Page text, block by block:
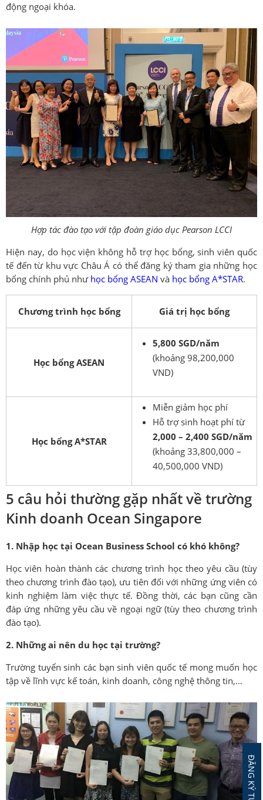
động ngoại khóa.
Hợp tác đào tạo với tập đoàn giáo dục Pearson LCCI
Hiện nay, do học viện không hỗ trợ học bổng, sinh viên quốc
tế đến từ khu vực Châu Á có thể đăng ký tham gia những học
bổng chính phủ như học bổng ASEAN và học bổng A*STAR.
Chương trình học bổng Giá trị học bổng
Học bổng ASEAN
5,800 SGD/năm
(khoảng 98,200,000
VND)
Học bổng A*STAR
Miễn giảm học phí
Hỗ trợ sinh hoạt phí từ
2,000 – 2,400 SGD/năm
(khoảng 33,800,000 –
40,500,000 VND)
5 câu hỏi thường gặp nhất về trường
Kinh doanh Ocean Singapore
1. Nhập học tại Ocean Business School có khó không?
Học viên hoàn thành các chương trình học theo yêu cầu (tùy
theo chương trình đào tạo), ưu tiên đối với những ứng viên có
kinh nghiệm làm việc thực tế. Đồng thời, các bạn cũng cần
đáp ứng những yêu cầu về ngoại ngữ (tùy theo chương trình
đào tạo).
2. Những ai nên du học tại trường?
Trường tuyển sinh các bạn sinh viên quốc tế mong muốn học
tập về lĩnh vực kế toán, kinh doanh, công nghệ thông tin,…